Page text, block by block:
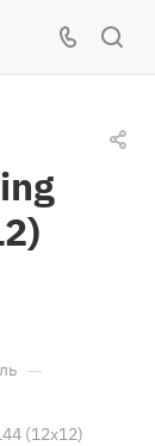
—
(12x12)